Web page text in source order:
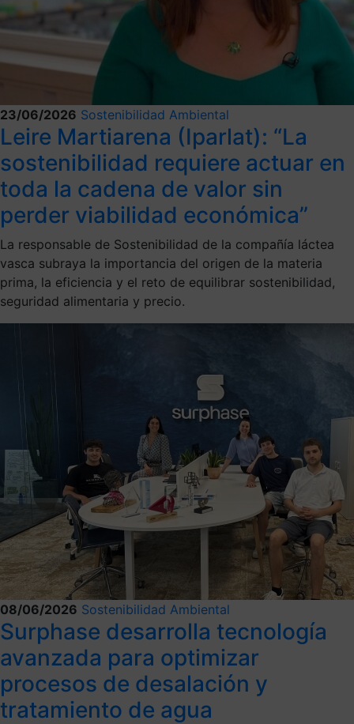
23/06/2026 Sostenibilidad Ambiental
Leire Martiarena (Iparlat): “La
sostenibilidad requiere actuar en
toda la cadena de valor sin
perder viabilidad económica”
La responsable de Sostenibilidad de la compañía láctea
vasca subraya la importancia del origen de la materia
prima, la eficiencia y el reto de equilibrar sostenibilidad,
seguridad alimentaria y precio.
08/06/2026 Sostenibilidad Ambiental
Surphase desarrolla tecnología
avanzada para optimizar
procesos de desalación y
tratamiento de agua